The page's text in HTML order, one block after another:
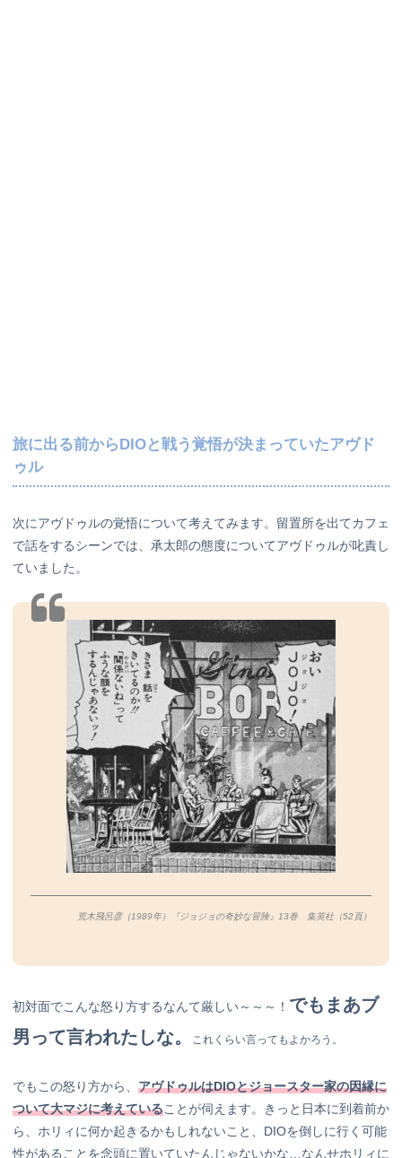
旅に出る前からDIOと戦う覚悟が決まっていたアヴド
ゥル
次にアヴドゥルの覚悟について考えてみます。留置所を出てカフェ
で話をするシーンでは、承太郎の態度についてアヴドゥルが叱責し
ていました。
荒木飛呂彦（1989年）『ジョジョの奇妙な冒険』13巻 集英社（52頁）
初対面でこんな怒り方するなんて厳しい～～～！ でもまあブ
男って言われたしな。
これくらい言ってもよかろう。
でもこの怒り方から、 アヴドゥルはDIOとジョースター家の因縁に
ついて大マジに考えていることが伺えます。きっと日本に到着前か
ら、ホリィに何か起きるかもしれないこと、DIOを倒しに行く可能
性があることを念頭に置いていたんじゃないかな…なんせホリィに